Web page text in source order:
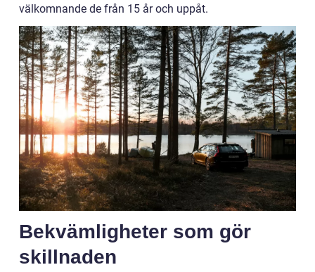
välkomnande de från 15 år och uppåt.
Bekvämligheter som gör
skillnaden